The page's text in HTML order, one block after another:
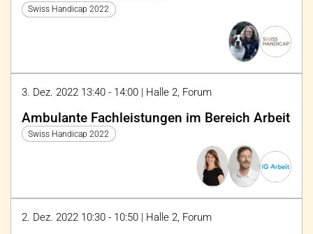
Swiss Handicap 2022
3. Dez. 2022 13:40 - 14:00 | Halle 2, Forum
Ambulante Fachleistungen im Bereich Arbeit
Swiss Handicap 2022
2. Dez. 2022 10:30 - 10:50 | Halle 2, Forum